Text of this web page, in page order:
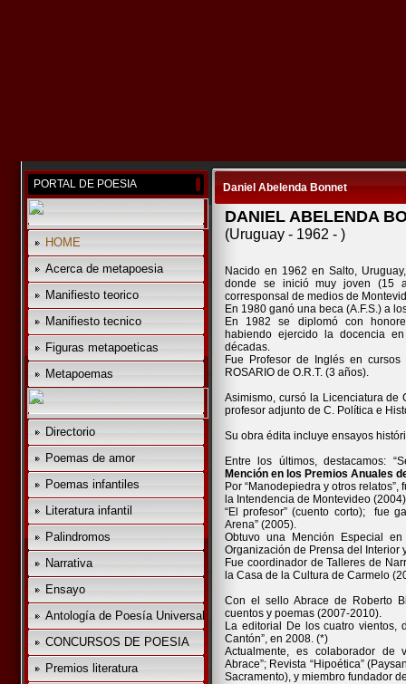
PORTAL DE POESIA
HOME
Acerca de metapoesia
Manifiesto teorico
Manifiesto tecnico
Figuras metapoeticas
Metapoemas
Directorio
Poemas de amor
Poemas infantiles
Literatura infantil
Palindromos
Narrativa
Ensayo
Antología de Poesía Universal
CONCURSOS DE POESIA
Premios literatura
Daniel Abelenda Bonnet
DANIEL ABELENDA
(Uruguay - 1962 - )
Nacido en 1962 en Salto,
donde se inició muy joven (15
corresponsal de medios de
En 1980 ganó una beca (A.F.S.) a
En 1982 se diplomó con
habiendo ejercido la docencia
décadas.
Fue Profesor de Inglés en
ROSARIO de O.R.T. (3 años).
Asimismo, cursó la Licenciatura
profesor adjunto de C. Política e
Su obra édita incluye ensayos
Entre los últimos, destacamos:
Mención en los Premios Anuales
Por “Manodepiedra y otros
la Intendencia de Montevideo
“El profesor” (cuento corto); fue
Arena” (2005).
Obtuvo una Mención Especial
Organización de Prensa del Interior
Fue coordinador de Talleres de
la Casa de la Cultura de Carmelo
Con el sello Abrace de Roberto
cuentos y poemas (2007-2010).
La editorial De los cuatro vientos,
Cantón”, en 2008. (*)
Actualmente, es colaborador de
Abrace”; Revista “Hipoética”
Sacramento), y miembro fundador